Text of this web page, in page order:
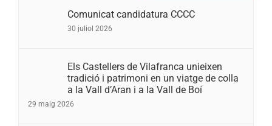
Comunicat candidatura CCCC
30 juliol 2026
Els Castellers de Vilafranca unieixen
tradició i patrimoni en un viatge de colla
a la Vall d’Aran i a la Vall de Boí
29 maig 2026